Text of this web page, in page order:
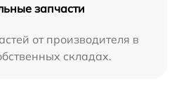
запчасти
от производителя в
складах.